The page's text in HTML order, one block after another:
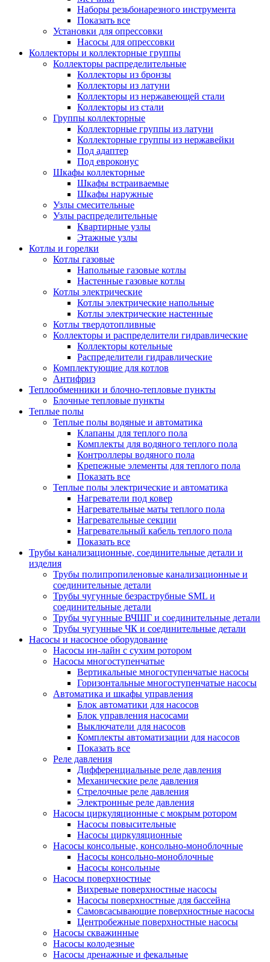
Наборы резьбонарезного инструмента
Показать все
Установки для опрессовки
Насосы для опрессовки
Коллекторы и коллекторные группы
Коллекторы распределительные
Коллекторы из бронзы
Коллекторы из латуни
Коллекторы из нержавеющей стали
Коллекторы из стали
Группы коллекторные
Коллекторные группы из латуни
Коллекторные группы из нержавейки
Под адаптер
Под евроконус
Шкафы коллекторные
Шкафы встраиваемые
Шкафы наружные
Узлы смесительные
Узлы распределительные
Квартирные узлы
Этажные узлы
Котлы и горелки
Котлы газовые
Напольные газовые котлы
Настенные газовые котлы
Котлы электрические
Котлы электрические напольные
Котлы электрические настенные
Котлы твердотопливные
Коллекторы и распределители гидравлические
Коллекторы котельные
Распределители гидравлические
Комплектующие для котлов
Антифриз
Теплообменники и блочно-тепловые пункты
Блочные тепловые пункты
Теплые полы
Теплые полы водяные и автоматика
Клапаны для теплого пола
Комплекты для водяного теплого пола
Контроллеры водяного пола
Крепежные элементы для теплого пола
Показать все
Теплые полы электрические и автоматика
Нагреватели под ковер
Нагревательные маты теплого пола
Нагревательные секции
Нагревательный кабель теплого пола
Показать все
Трубы канализационные, соединительные детали и
изделия
Трубы полипропиленовые канализационные и
соединительные детали
Трубы чугунные безраструбные SML и
соединительные детали
Трубы чугунные ВЧШГ и соединительные детали
Трубы чугунные ЧК и соединительные детали
Насосы и насосное оборудование
Насосы ин-лайн с сухим ротором
Насосы многоступенчатые
Вертикальные многоступенчатые насосы
Горизонтальные многоступенчатые насосы
Автоматика и шкафы управления
Блок автоматики для насосов
Блок управления насосами
Выключатели для насосов
Комплекты автоматизации для насосов
Показать все
Реле давления
Дифференциальные реле давления
Механические реле давления
Стрелочные реле давления
Электронные реле давления
Насосы циркуляционные с мокрым ротором
Насосы повысительные
Насосы циркуляционные
Насосы консольные, консольно-моноблочные
Насосы консольно-моноблочные
Насосы консольные
Насосы поверхностные
Вихревые поверхностные насосы
Насосы поверхностные для бассейна
Самовсасывающие поверхностные насосы
Центробежные поверхностные насосы
Насосы скважинные
Насосы колодезные
Насосы дренажные и фекальные